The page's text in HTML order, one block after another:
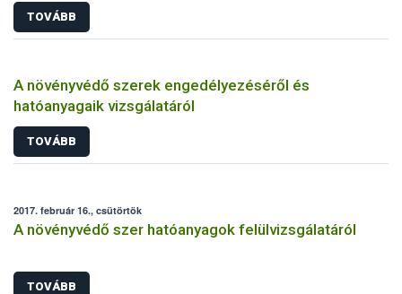
TOVÁBB
A növényvédő szerek engedélyezéséről és
hatóanyagaik vizsgálatáról
TOVÁBB
2017. február 16., csütörtök
A növényvédő szer hatóanyagok felülvizsgálatáról
TOVÁBB